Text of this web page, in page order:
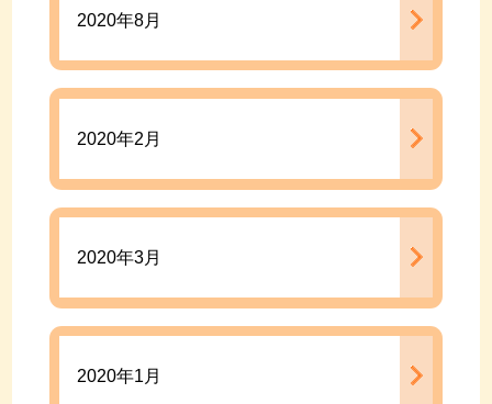
2020年8月
2020年2月
2020年3月
2020年1月